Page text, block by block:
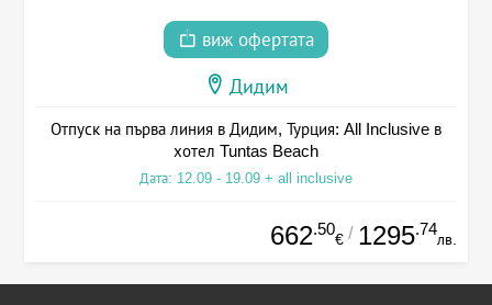
виж офертата
Дидим
Отпуск на първа линия в Дидим, Турция: All Inclusive в
хотел Tuntas Beach
Дата: 12.09 - 19.09 + all inclusive
662.50
€ / 1295.74
лв.